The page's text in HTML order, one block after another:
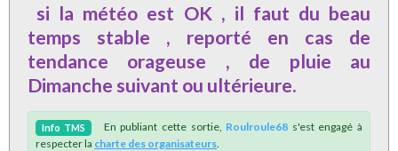
si la météo est OK , il faut du beau
temps stable , reporté en cas de
tendance orageuse , de pluie au
Dimanche suivant ou ultérieure.
Info TMS En publiant cette sortie, Roulroule68 s'est engagé à
respecter la charte des organisateurs